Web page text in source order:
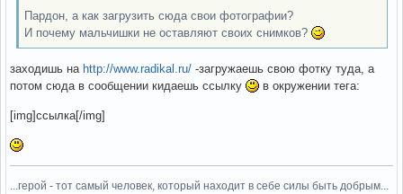
Пардон, а как загрузить сюда свои фотографии?
И почему мальчишки не оставляют своих снимков?
заходишь на http://www.radikal.ru/ -загружаешь свою фотку туда, а
потом сюда в сообщении кидаешь ссылку
в окружении тега:
[img]ссылка[/img]
...герой - тот самый человек, который находит в себе силы быть добрым...